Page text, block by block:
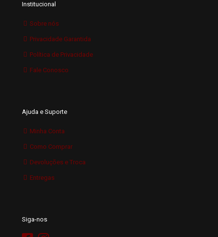
Institucional
Sobre nós
Privacidade Garantida
Política de Privacidade
Fale Conosco
Ajuda e Suporte
Minha Conta
Como Comprar
Devoluções e Troca
Entregas
Siga-nos